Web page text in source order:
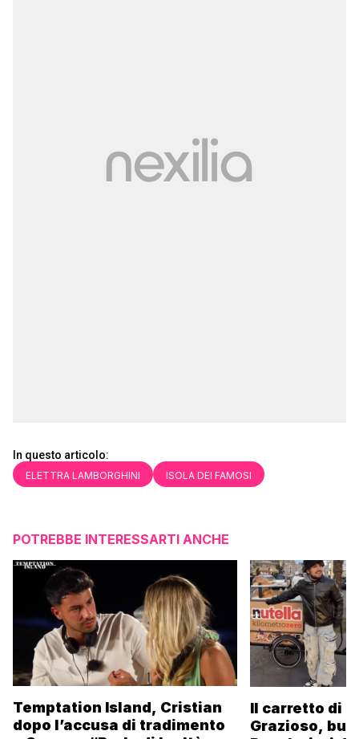
In questo articolo:
ELETTRA LAMBORGHINI ISOLA DEI FAMOSI
POTREBBE INTERESSARTI ANCHE
Temptation Island, Cristian
dopo l’accusa di tradimento
Il carretto di
Grazioso,